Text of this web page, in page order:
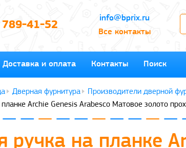
41-52
info@bprix.ru
Все контакты
Доставка и оплата Контакты Поиск
Дверная фурнитура Производители дверной
Archie Genesis Arabesco Матовое золото
ручка на планке